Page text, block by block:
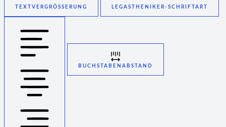
TEXTVERGRÖSSERUNG LEGASTHENIKER-SCHRIFTART
BUCHSTABENABSTAND